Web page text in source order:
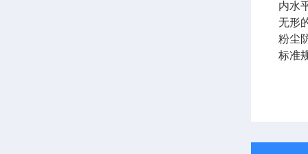
内水
无形
粉尘
标准